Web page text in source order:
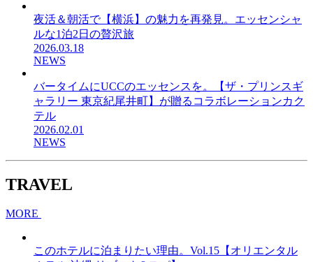
夜活＆朝活で【横浜】の魅力を再発見。エッセンシャ
ルな1泊2日の贅沢旅
2026.03.18
NEWS
バータイムにUCCのエッセンスを。【ザ・プリンスギ
ャラリー 東京紀尾井町】が贈るコラボレーションカク
テル
2026.02.01
NEWS
TRAVEL
MORE
このホテルに泊まりたい理由。Vol.15【オリエンタル